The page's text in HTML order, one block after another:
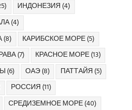
ИНДОНЕЗИЯ (4)
(4)
(8) КАРИБСКОЕ МОРЕ(5)
(7) КРАСНОЕ МОРЕ(13)
(6) ОАЭ(8) ПАТТАЙЯ (5)
РОССИЯ (11)
СРЕДИЗЕМНОЕ МОРЕ(40)